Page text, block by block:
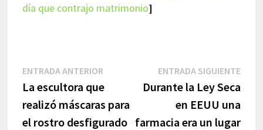
día que contrajo matrimonio]
Navegación
de
entradas
ENTRADA ANTERIOREntrada
anterior:
La escultora que
realizó máscaras para
el rostro desfigurado
ENTRADA SIGUIENTE
Durante la Ley Seca
en EEUU una
farmacia era un lugar